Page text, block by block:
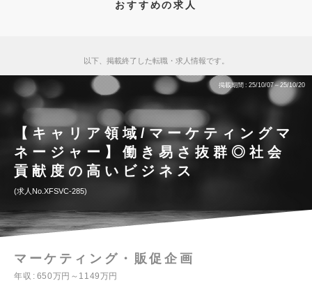
おすすめの求人
以下、掲載終了した転職・求人情報です。
掲載期間 25/10/07～25/10/20
【キャリア領域/マーケティングマ
ネージャー】働き易さ抜群◎社会
貢献度の高いビジネス
求人No.XFSVC-285
マーケティング・販促企画
年収
650万円～1149万円